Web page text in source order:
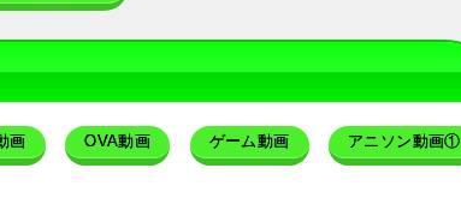
画 OVA動画 ゲーム動画 アニソン動画①